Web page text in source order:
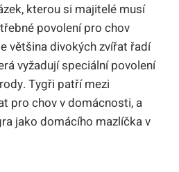
kterou si majitelé musí
povolení pro chov
většina divokých zvířat řadí
vyžadují speciální povolení
Tygři patří mezi
pro chov v domácnosti, a
jako domácího mazlíčka v